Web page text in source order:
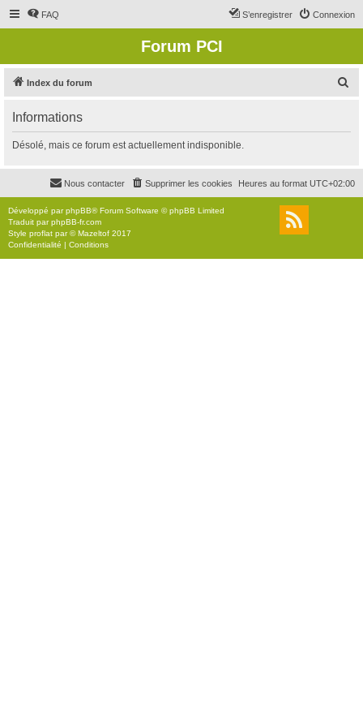
FAQ Connexion
S’enregistrer
Forum PCI
Index du forum
r
c
r
Informations
Désolé, mais ce forum est actuellement indisponible.
Heures au format UTC+02:00
Supprimer les cookies
Nous contacter
Développé parphpBB® Forum Software © phpBB Limited
Traduit parphpBB-fr.com
Style proflat par ©Mazeltof 2017
Confidentialité | Conditions